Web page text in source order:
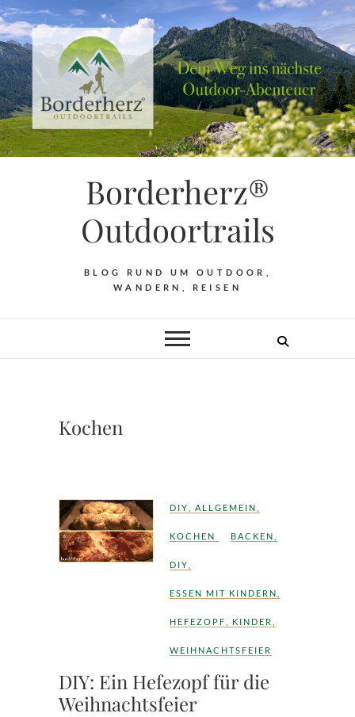
Borderherz®
Outdoortrails
BLOG RUND UM OUTDOOR,
WANDERN, REISEN
Kochen
DIY ALLGEMEIN
KOCHEN BACKEN
DIY
ESSEN MIT KINDERN
HEFEZOPF KINDER
WEIHNACHTSFEIER
DIY: Ein Hefezopf für die
Weihnachtsfeier